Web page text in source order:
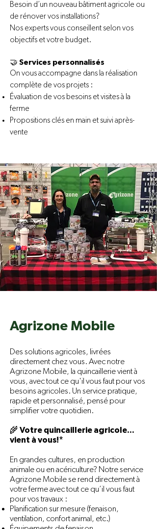
Besoin d’un nouveau bâtiment agricole ou
de rénover vos installations?
Nos experts vous conseillent selon vos
objectifs et votre budget.
🤝 Services personnalisés
On vous accompagne dans la réalisation
complète de vos projets :
Évaluation de vos besoins et visites à la
ferme
Propositions clés en main et suivi après-
vente
Agrizone Mobile
Des solutions agricoles, livrées
directement chez vous. Avec notre
Agrizone Mobile, la quincaillerie vient à
vous, avec tout ce qu'il vous faut pour vos
besoins agricoles. Un service pratique,
rapide et personnalisé, pensé pour
simplifier votre quotidien.
🌾 Votre quincaillerie agricole…
vient à vous!*
En grandes cultures, en production
animale ou en acériculture? Notre service
Agrizone Mobile se rend directement à
votre ferme avec tout ce qu’il vous faut
pour vos travaux :
Planification sur mesure (fenaison,
ventilation, confort animal, etc.)